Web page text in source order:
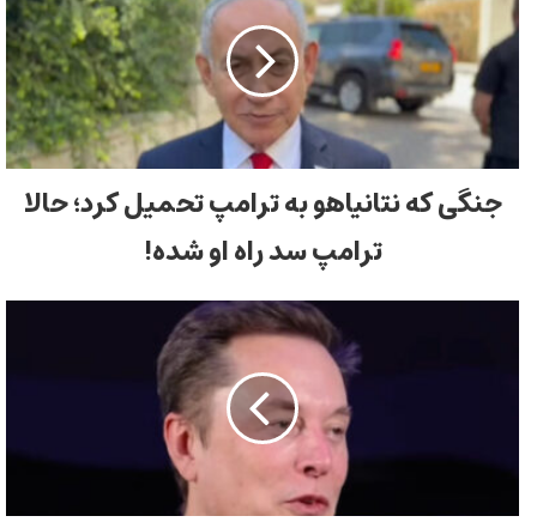
جنگی که نتانیاهو به ترامپ تحمیل کرد؛ حالا
ترامپ سد راه او شده!